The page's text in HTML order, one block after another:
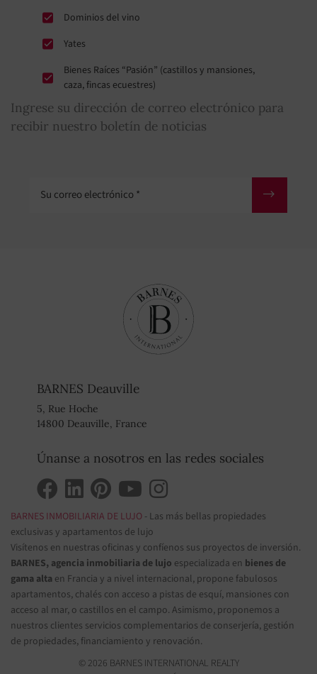
Dominios del vino
Yates
Bienes Raíces “Pasión” (castillos y mansiones,
caza, fincas ecuestres)
Ingrese su dirección de correo electrónico para
recibir nuestro boletín de noticias
BARNES Deauville
5, Rue Hoche
14800 Deauville, France
Únanse a nosotros en las redes sociales
BARNES INMOBILIARIA DE LUJO - Las más bellas propiedades
exclusivas y apartamentos de lujo
Visítenos en nuestras oficinas y confíenos sus proyectos de inversión.
BARNES, agencia inmobiliaria de lujo especializada en bienes de
gama alta en Francia y a nivel internacional, propone fabulosos
apartamentos, chalés con acceso a pistas de esquí, mansiones con
acceso al mar, o castillos en el campo. Asimismo, proponemos a
nuestros clientes servicios complementarios de conserjería, gestión
de propiedades, financiamiento y renovación.
© 2026 BARNES INTERNATIONAL REALTY